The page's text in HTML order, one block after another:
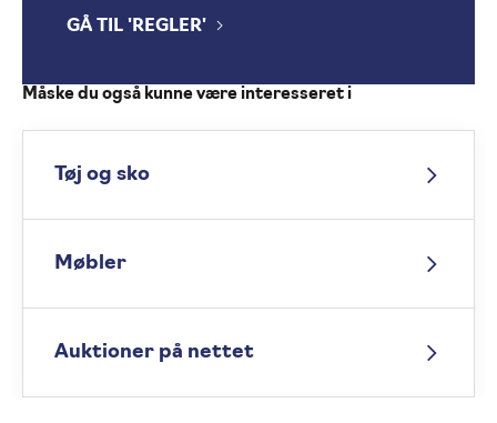
GÅ TIL 'REGLER'
Måske du også kunne være interesseret i
Tøj og sko
Møbler
Auktioner på nettet